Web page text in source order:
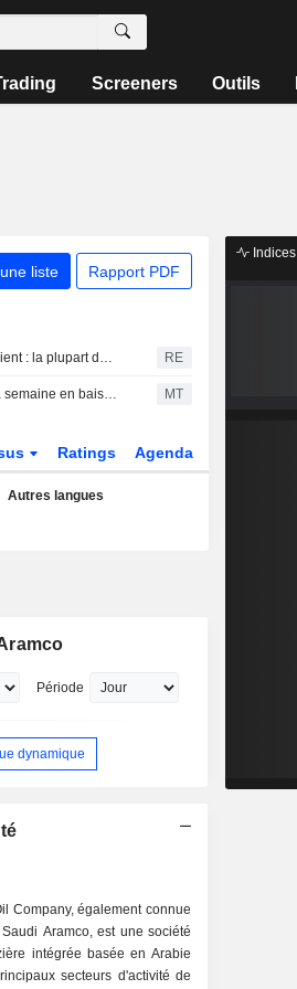
Screeners Outils
liste Rapport PDF
Bourses du Moyen-Orient : la plupart des places du Golfe dans le rouge, les marchés scrutent la diplomatie RE
Le Tadawul termine la semaine en baisse ; l'activité dans le secteur de la construction ralentit en Arabie saoudite en juillet MT
Ratings Agenda
Autres langues
Période
dynamique
Company, également connue
Aramco, est une société
intégrée basée en Arabie
secteurs d'activité de
Indices